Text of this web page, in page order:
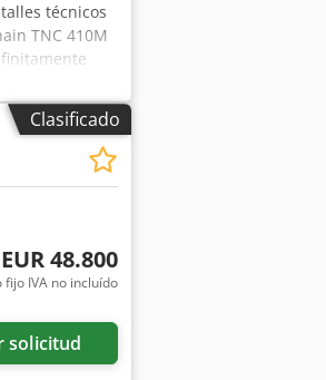
técnicos
TNC 410M
aprox.:
Clasificado
EUR 48.800
fijo IVA no incluído
solicitud